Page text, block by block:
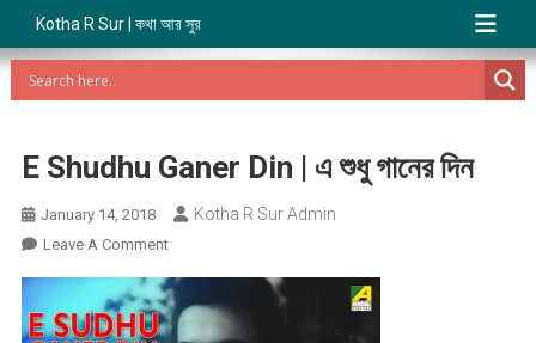
Kotha R Sur | কথা আর সুর
E Shudhu Ganer Din | এ শুধু গানের দিন
January 14, 2018 Kotha R Sur Admin
Leave A CommentOn
Shudhu
Ganer